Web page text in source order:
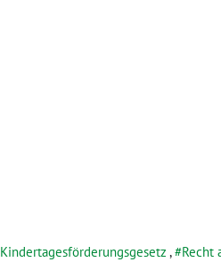
Kindertagesförderungsgesetz , Recht